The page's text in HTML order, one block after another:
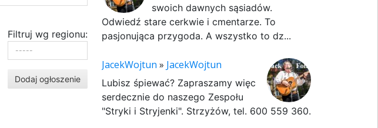
Filtruj wg regionu:
Dodaj ogłoszenie
swoich dawnych sąsiadów.
Odwiedź stare cerkwie i cmentarze. To
pasjonująca przygoda. A wszystko to dz...
JacekWojtun » JacekWojtun
Lubisz śpiewać? Zapraszamy więc
serdecznie do naszego Zespołu
"Stryki i Stryjenki". Strzyżów, tel. 600 559 360.